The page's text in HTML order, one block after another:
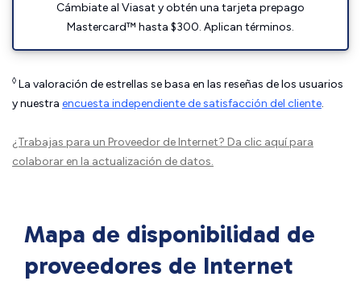
Cámbiate al Viasat y obtén una tarjeta prepago
Mastercard™ hasta $300. Aplican términos.
◊ La valoración de estrellas se basa en las reseñas de los usuarios
y nuestra encuesta independiente de satisfacción del cliente.
¿Trabajas para un Proveedor de Internet? Da clic aquípara
colaborar en la actualización de datos.
Mapa de disponibilidad de
proveedores de Internet